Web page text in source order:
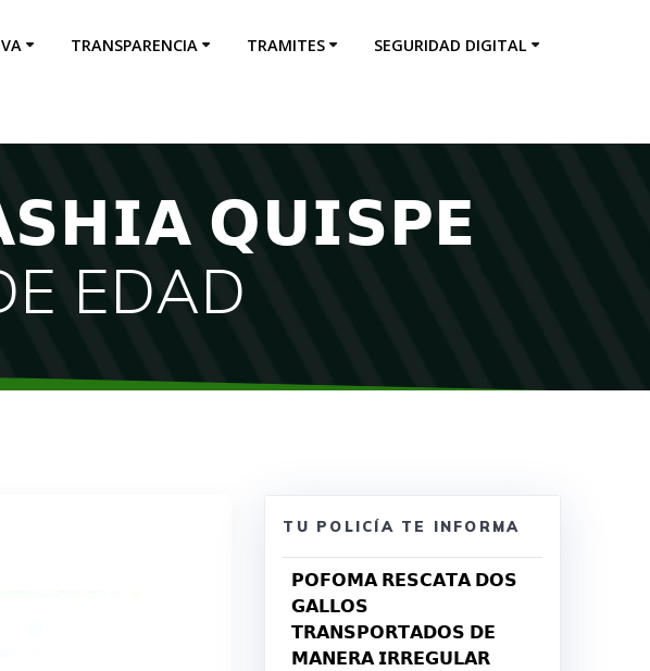
TRANSPARENCIA TRAMITES SEGURIDAD DIGITAL
𝗤𝗨𝗜𝗦𝗣𝗘
EDAD
TU POLICÍA TE INFORMA
𝗣𝗢𝗙𝗢𝗠𝗔 𝗥𝗘𝗦𝗖𝗔𝗧𝗔 𝗗𝗢𝗦
𝗚𝗔𝗟𝗟𝗢𝗦
𝗧𝗥𝗔𝗡𝗦𝗣𝗢𝗥𝗧𝗔𝗗𝗢𝗦 𝗗𝗘
𝗠𝗔𝗡𝗘𝗥𝗔 𝗜𝗥𝗥𝗘𝗚𝗨𝗟𝗔𝗥